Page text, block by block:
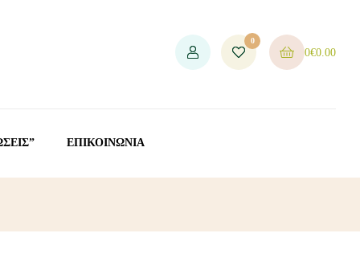
0
0€0.00
ΕΠΙΚΟΙΝΩΝΙΑ